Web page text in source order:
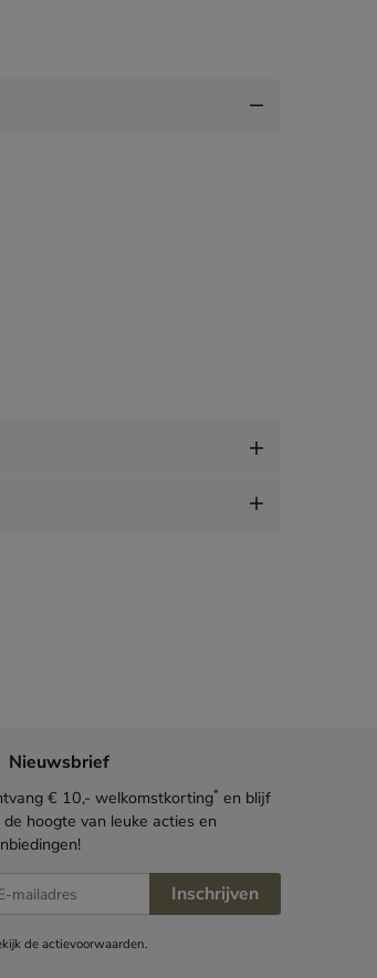
Nieuwsbrief
€ 10,- welkomstkorting* en blijf
de hoogte van leuke acties en
Inschrijven
deactievoorwaarden.